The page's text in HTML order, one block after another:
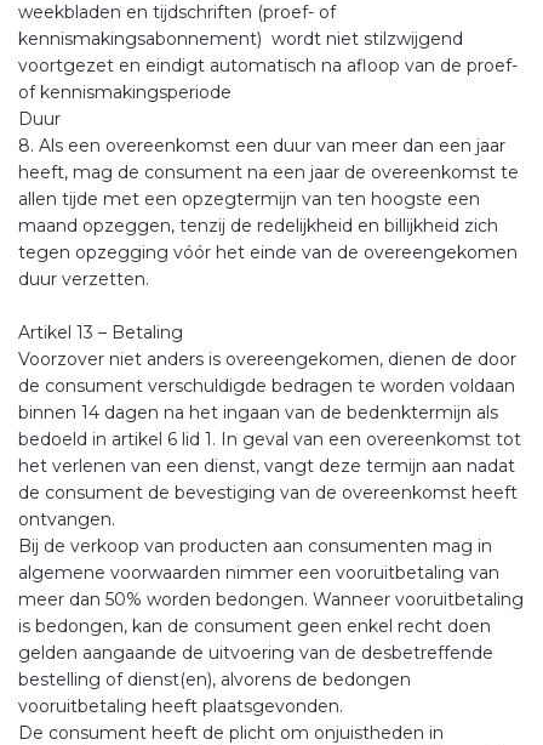
weekbladen en tijdschriften (proef- of
kennismakingsabonnement) wordt niet stilzwijgend
voortgezet en eindigt automatisch na afloop van de proef-
of kennismakingsperiode
Duur
8. Als een overeenkomst een duur van meer dan een jaar
heeft, mag de consument na een jaar de overeenkomst te
allen tijde met een opzegtermijn van ten hoogste een
maand opzeggen, tenzij de redelijkheid en billijkheid zich
tegen opzegging vóór het einde van de overeengekomen
duur verzetten.
Artikel 13 – Betaling
Voorzover niet anders is overeengekomen, dienen de door
de consument verschuldigde bedragen te worden voldaan
binnen 14 dagen na het ingaan van de bedenktermijn als
bedoeld in artikel 6 lid 1. In geval van een overeenkomst tot
het verlenen van een dienst, vangt deze termijn aan nadat
de consument de bevestiging van de overeenkomst heeft
ontvangen.
Bij de verkoop van producten aan consumenten mag in
algemene voorwaarden nimmer een vooruitbetaling van
meer dan 50% worden bedongen. Wanneer vooruitbetaling
is bedongen, kan de consument geen enkel recht doen
gelden aangaande de uitvoering van de desbetreffende
bestelling of dienst(en), alvorens de bedongen
vooruitbetaling heeft plaatsgevonden.
De consument heeft de plicht om onjuistheden in